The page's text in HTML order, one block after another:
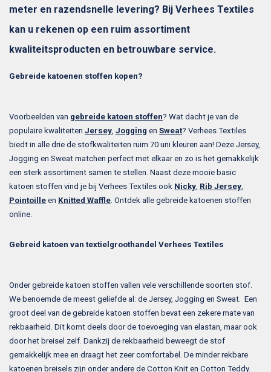
meter en razendsnelle levering? Bij Verhees Textiles
kan u rekenen op een ruim assortiment
kwaliteitsproducten en betrouwbare service.
Gebreide katoenen stoffen kopen?
Voorbeelden van gebreide katoen stoffen? Wat dacht je van de
populaire kwaliteiten Jersey Jogging en Sweat? Verhees Textiles
biedt in alle drie de stofkwaliteiten ruim 70 uni kleuren aan! Deze Jersey,
Jogging en Sweat matchen perfect met elkaar en zo is het gemakkelijk
een sterk assortiment samen te stellen. Naast deze mooie basic
katoen stoffen vind je bij Verhees Textiles ook Nicky Rib Jersey
Pointoille en Knitted Waffle . Ontdek alle gebreide katoenen stoffen
online.
Gebreid katoen van textielgroothandel Verhees Textiles
Onder gebreide katoen stoffen vallen vele verschillende soorten stof.
We benoemde de meest geliefde al: de Jersey, Jogging en Sweat. Een
groot deel van de gebreide katoen stoffen bevat een zekere mate van
rekbaarheid. Dit komt deels door de toevoeging van elastan, maar ook
door het breisel zelf. Dankzij de rekbaarheid beweegt de stof
gemakkelijk mee en draagt het zeer comfortabel. De minder rekbare
katoenen breisels zijn onder andere de Cotton Knit en Cotton Teddy.